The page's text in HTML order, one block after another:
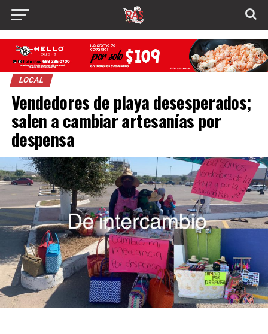
LOCAL
Vendedores de playa desesperados;
salen a cambiar artesanías por
despensa